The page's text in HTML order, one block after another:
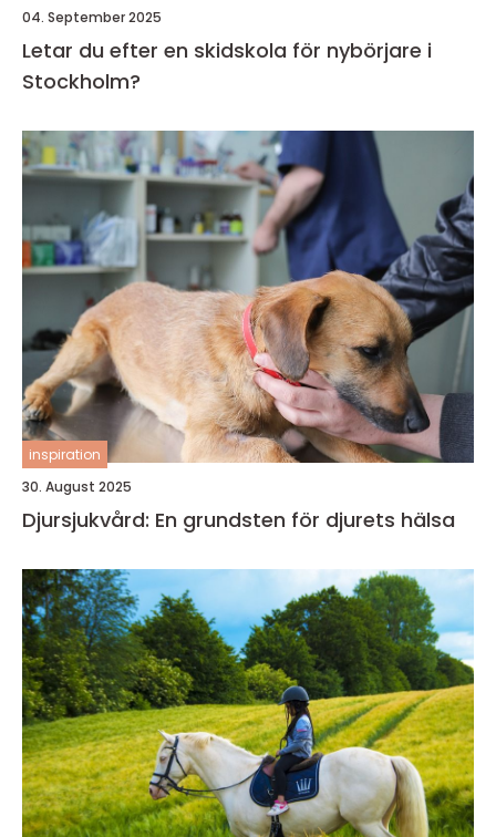
04. September 2025
Letar du efter en skidskola för nybörjare i
Stockholm?
inspiration
30. August 2025
Djursjukvård: En grundsten för djurets hälsa